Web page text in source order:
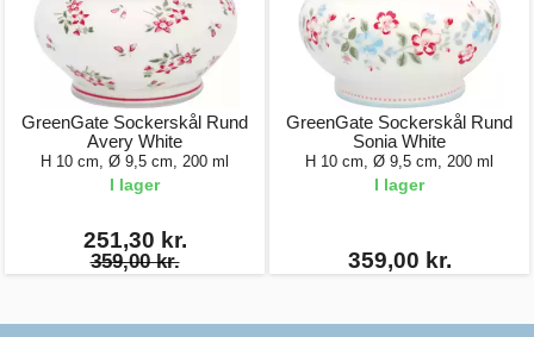
GreenGate Sockerskål Rund
Avery White
H 10 cm, Ø 9,5 cm, 200 ml
I lager
251,30 kr.
359,00 kr.
GreenGate Sockerskål Rund
Sonia White
H 10 cm, Ø 9,5 cm, 200 ml
I lager
359,00 kr.